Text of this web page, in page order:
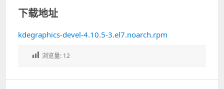
下载地址
kdegraphics-devel-4.10.5-3.el7.noarch.rpm
浏览量: 12